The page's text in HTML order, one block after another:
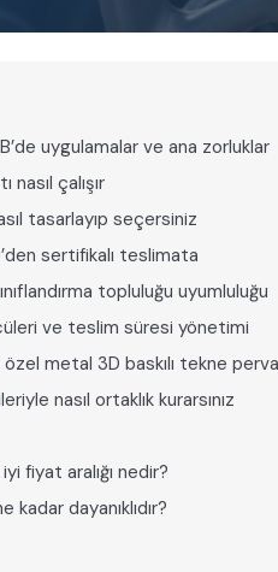
uygulamalar ve ana zorluklar
çalışır
tasarlayıp seçersiniz
sertifikalı teslimata
topluluğu uyumluluğu
ve teslim süresi yönetimi
metal 3D baskılı tekne
nasıl ortaklık kurarsınız
fiyat aralığı nedir?
dayanıklıdır?